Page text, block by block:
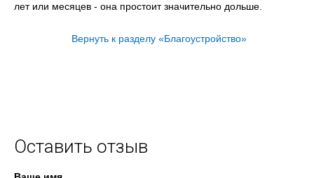
лет или месяцев - она простоит значительно дольше.
Вернуть к разделу «Благоустройство»
Оставить отзыв